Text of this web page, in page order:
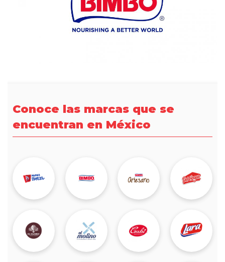
Conoce las marcas que se
encuentran en México